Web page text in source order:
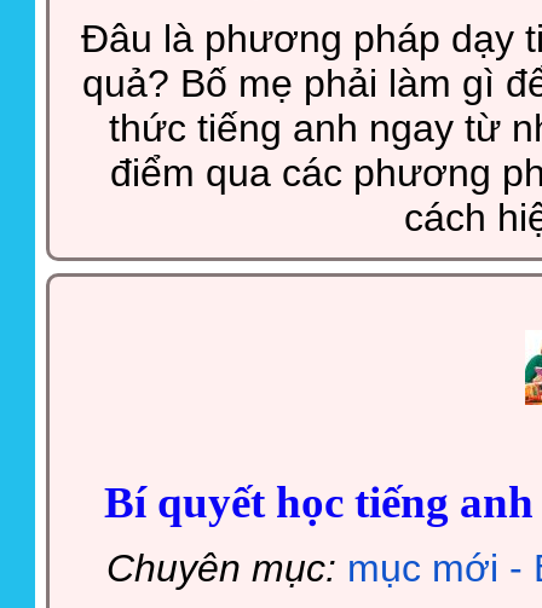
Đâu là phương pháp dạy
quả? Bố mẹ phải làm gì
thức tiếng anh ngay từ
điểm qua các phương
cách
Bí quyết học tiếng
Chuyên mục: mục mới -